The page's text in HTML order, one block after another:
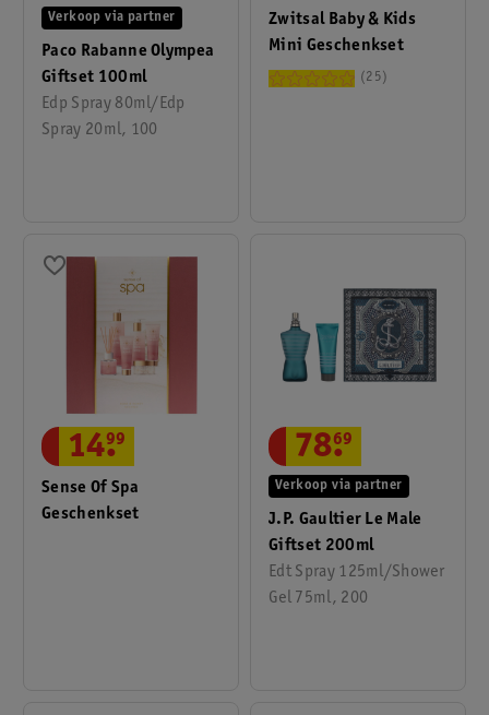
Paco Rabanne Olympea
Giftset 100ml
Edp Spray 80ml/Edp
Spray 20ml, 100
Verkoop via partner
Zwitsal Baby & Kids
Mini Geschenkset
25
Sense Of Spa
Geschenkset
14.
99
J.P. Gaultier Le Male
Giftset 200ml
Edt Spray 125ml/Shower
Gel 75ml, 200
Verkoop via partner
78.
69